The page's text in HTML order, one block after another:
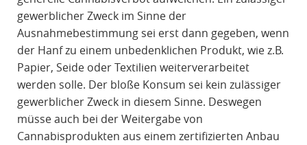
gewerblicher Zweck im Sinne der
Ausnahmebestimmung sei erst dann gegeben, wenn
der Hanf zu einem unbedenklichen Produkt, wie z.B.
Papier, Seide oder Textilien weiterverarbeitet
werden solle. Der bloße Konsum sei kein zulässiger
gewerblicher Zweck in diesem Sinne. Deswegen
müsse auch bei der Weitergabe von
Cannabisprodukten aus einem zertifizierten Anbau